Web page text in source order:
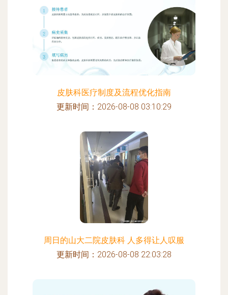
皮肤科医疗制度及流程优化指南
更新时间：2026-08-08 03:10:29
周日的山大二院皮肤科 人多得让人叹服
更新时间：2026-08-08 22:03:28